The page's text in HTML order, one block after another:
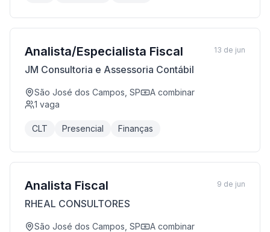
Analista/Especialista Fiscal
JM Consultoria e Assessoria Contábil
São José dos Campos, SP
A combinar
1 vaga
CLT Presencial Finanças
13 de jun
Analista Fiscal
RHEAL CONSULTORES
São José dos Campos, SP
A combinar
9 de jun